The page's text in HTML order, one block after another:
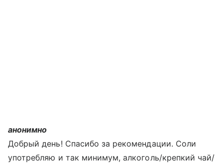
анонимно
Добрый день! Спасибо за рекомендации. Соли
употребляю и так минимум, алкоголь/крепкий чай/